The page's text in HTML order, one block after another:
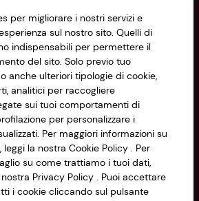
BOLOGNA
Imprese
per migliorare i nostri servizi e
sul nostro sito. Quelli di
indispensabili per permettere il
del sito. Solo previo tuo
anche ulteriori tipologie di cookie,
analitici per raccogliere
sui tuoi comportamenti di
per personalizzare i
Per maggiori informazioni su
la nostra Cookie Policy . Per
su come trattiamo i tuoi dati,
Privacy Policy . Puoi accettare
i cookie cliccando sul pulsante